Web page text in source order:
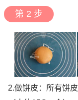
第 2 步
2.做饼皮：所有饼